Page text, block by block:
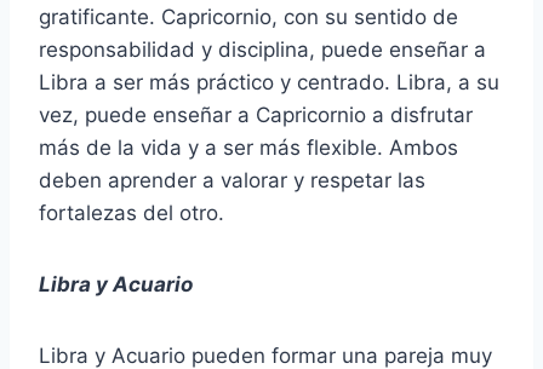
gratificante. Capricornio, con su sentido de
responsabilidad y disciplina, puede enseñar a
Libra a ser más práctico y centrado. Libra, a su
vez, puede enseñar a Capricornio a disfrutar
más de la vida y a ser más flexible. Ambos
deben aprender a valorar y respetar las
fortalezas del otro.
Libra y Acuario
Libra y Acuario pueden formar una pareja muy